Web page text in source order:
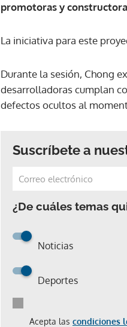
promotoras y
La iniciativa para este
Durante la sesión, Chong
desarrolladoras cumplan
defectos ocultos al
Suscríbete a
¿De cuáles temas
Noticias
Deportes
Acepta las condiciones